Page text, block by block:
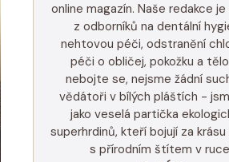
online magazín. Naše redakce je
z odborníků na dentální
nehtovou péči, odstranění
péči o obličej, pokožku a
nebojte se, nejsme žádní
vědátoři v bílých pláštích -
jako veselá partička
superhrdinů, kteří bojují za
s přírodním štítem v